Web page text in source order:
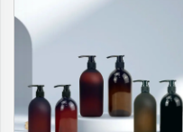
الصالات الرياضية أو الأنشطة